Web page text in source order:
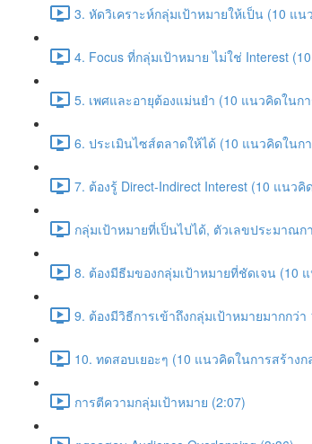
3. หัดวิเคราะห์กลุ่มเป้าหมายให้เป็น (10 แ
4. Focus ที่กลุ่มเป้าหมาย ไม่ใช่ Interest
5. เพศและอายุต้องแม่นยำ (10 แนวคิดในก
6. ประเมินไซส์ตลาดให้ได้ (10 แนวคิดในก
7. ต้องรู้ Direct-Indirect Interest (10 แนว
กลุ่มเป้าหมายที่เป็นไปได้, ตัวเลขประมาณ
8. ต้องมีธีมของกลุ่มเป้าหมายที่ชัดเจน (10
9. ต้องมีวิธีการเข้าถึงกลุ่มเป้าหมายมากกว่
10. ทดสอบเยอะๆ (10 แนวคิดในการสร้าง
การตีความกลุ่มเป้าหมาย (2:07)